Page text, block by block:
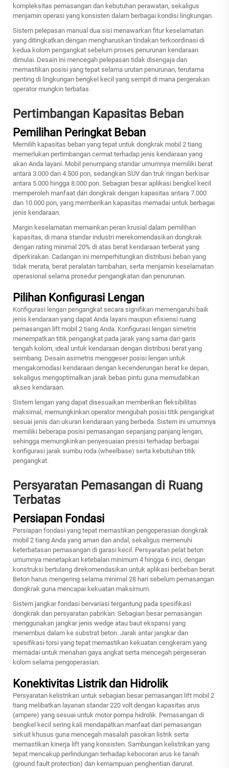
kompleksitas pemasangan dan kebutuhan perawatan, sekaligus
menjamin operasi yang konsisten dalam berbagai kondisi lingkungan.
Sistem pelepasan manual dua sisi menawarkan fitur keselamatan
yang ditingkatkan dengan mengharuskan tindakan terkoordinasi di
kedua kolom pengangkat sebelum proses penurunan kendaraan
dimulai. Desain ini mencegah pelepasan tidak disengaja dan
memastikan posisi yang tepat selama urutan penurunan, terutama
penting di lingkungan bengkel kecil yang sempit di mana pergerakan
operator mungkin terbatas.
Pertimbangan Kapasitas Beban
Pemilihan Peringkat Beban
Memilih kapasitas beban yang tepat untuk dongkrak mobil 2 tiang
memerlukan pertimbangan cermat terhadap jenis kendaraan yang
akan Anda layani. Mobil penumpang standar umumnya memiliki berat
antara 3.000 dan 4.500 pon, sedangkan SUV dan truk ringan berkisar
antara 5.000 hingga 8.000 pon. Sebagian besar aplikasi bengkel kecil
memperoleh manfaat dari dongkrak dengan kapasitas antara 7.000
dan 10.000 pon, yang memberikan kapasitas memadai untuk berbagai
jenis kendaraan.
Margin keselamatan memainkan peran krusial dalam pemilihan
kapasitas, di mana standar industri merekomendasikan dongkrak
dengan rating minimal 20% di atas berat kendaraan terberat yang
diperkirakan. Cadangan ini memperhitungkan distribusi beban yang
tidak merata, berat peralatan tambahan, serta menjamin keselamatan
operasional selama prosedur pengangkatan dan penurunan.
Pilihan Konfigurasi Lengan
Konfigurasi lengan pengangkat secara signifikan memengaruhi baik
jenis kendaraan yang dapat Anda layani maupun efisiensi ruang
pemasangan lift mobil 2 tiang Anda. Konfigurasi lengan simetris
menempatkan titik pengangkat pada jarak yang sama dari garis
tengah kolom, ideal untuk kendaraan dengan distribusi berat yang
seimbang. Desain asimetris menggeser posisi lengan untuk
mengakomodasi kendaraan dengan kecenderungan berat ke depan,
sekaligus mengoptimalkan jarak bebas pintu guna memudahkan
akses kendaraan.
Sistem lengan yang dapat disesuaikan memberikan fleksibilitas
maksimal, memungkinkan operator mengubah posisi titik pengangkat
sesuai jenis dan ukuran kendaraan yang berbeda. Sistem ini umumnya
memiliki beberapa posisi pemasangan sepanjang panjang lengan,
sehingga memungkinkan penyesuaian presisi terhadap berbagai
konfigurasi jarak sumbu roda (wheelbase) serta kebutuhan titik
pengangkat.
Persyaratan Pemasangan di Ruang
Terbatas
Persiapan Fondasi
Persiapan fondasi yang tepat memastikan pengoperasian dongkrak
mobil 2 tiang Anda yang aman dan andal, sekaligus memenuhi
keterbatasan pemasangan di garasi kecil. Persyaratan pelat beton
umumnya menetapkan ketebalan minimum 4 hingga 6 inci, dengan
konstruksi bertulang direkomendasikan untuk aplikasi berbeban berat.
Beton harus mengering selama minimal 28 hari sebelum pemasangan
dongkrak guna mencapai kekuatan maksimum.
Sistem jangkar fondasi bervariasi tergantung pada spesifikasi
dongkrak dan persyaratan pabrikan. Sebagian besar pemasangan
menggunakan jangkar jenis wedge atau baut ekspansi yang
menembus dalam ke substrat beton. Jarak antar jangkar dan
spesifikasi torsi yang tepat memastikan kekuatan cengkeram yang
memadai untuk menahan gaya angkat serta mencegah pergeseran
kolom selama pengoperasian.
Konektivitas Listrik dan Hidrolik
Persyaratan kelistrikan untuk sebagian besar pemasangan lift mobil 2
tiang melibatkan layanan standar 220 volt dengan kapasitas arus
(ampere) yang sesuai untuk motor pompa hidrolik. Pemasangan di
bengkel kecil sering kali mendapatkan manfaat dari pemasangan
sirkuit khusus guna mencegah masalah pasokan listrik serta
memastikan kinerja lift yang konsisten. Sambungan kelistrikan yang
tepat mencakup perlindungan terhadap kebocoran arus ke tanah
(ground fault protection) dan kemampuan penghentian darurat.